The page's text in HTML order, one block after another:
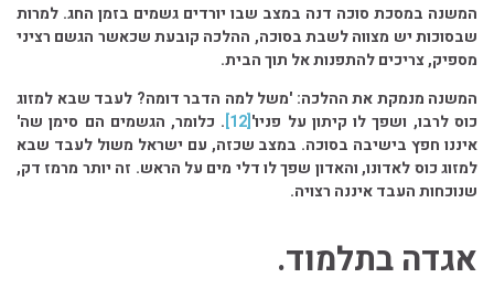
המשנה במסכת סוכה דנה במצב שבו יורדים גשמים בזמן החג. למרות
שבסוכות יש מצווה לשבת בסוכה, ההלכה קובעת שכאשר הגשם רציני
מספיק, צריכים להתפנות אל תוך הבית.
המשנה מנמקת את ההלכה: 'משל למה הדבר דומה? לעבד שבא למזוג
כוס לרבו, ושפך לו קיתון על פניו'[12]
. כלומר, הגשמים הם סימן שה'
איננו חפץ בישיבה בסוכה. במצב שכזה, עם ישראל משול לעבד שבא
למזוג כוס לאדונו, והאדון שפך לו דלי מים על הראש. זה יותר מרמז דק,
שנוכחות העבד איננה רצויה.
אגדה בתלמוד.